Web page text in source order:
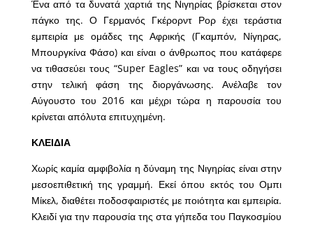
Ένα από τα δυνατά χαρτιά της Νιγηρίας βρίσκεται στον
πάγκο της. Ο Γερμανός Γκέρορντ Ρορ έχει τεράστια
εμπειρία με ομάδες της Αφρικής (Γκαμπόν, Νίγηρας,
Μπουργκίνα Φάσο) και είναι ο άνθρωπος που κατάφερε
να τιθασεύει τους “Super Eagles” και να τους οδηγήσει
στην τελική φάση της διοργάνωσης. Ανέλαβε τον
Αύγουστο του 2016 και μέχρι τώρα η παρουσία του
κρίνεται απόλυτα επιτυχημένη.
ΚΛΕΙΔΙΑ
Χωρίς καμία αμφιβολία η δύναμη της Νιγηρίας είναι στην
μεσοεπιθετική της γραμμή. Εκεί όπου εκτός του Ομπι
Μίκελ, διαθέτει ποδοσφαιριστές με ποιότητα και εμπειρία.
Κλειδί για την παρουσία της στα γήπεδα του Παγκοσμίου